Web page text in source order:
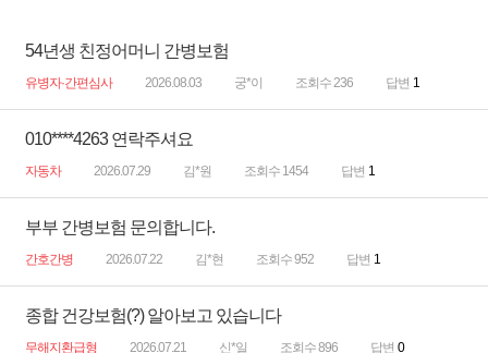
54년생 친정어머니 간병보험
유병자·간편심사 2026.08.03 궁*이 조회수 236 답변 1
010****4263 연락주셔요
자동차 2026.07.29 김*원 조회수 1454 답변 1
부부 간병보험 문의합니다.
간호간병 2026.07.22 김*현 조회수 952 답변 1
종합 건강보험(?) 알아보고 있습니다
무해지환급형 2026.07.21 신*일 조회수 896 답변 0